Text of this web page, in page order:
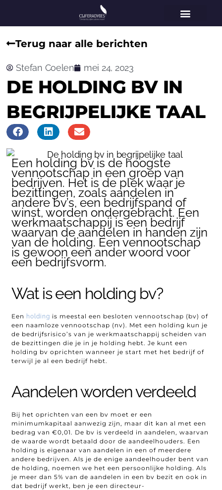
Terug naar alle berichten
Stefan Coelen mei 24, 2023
DE HOLDING BV IN
BEGRIJPELIJKE TAAL
Een holding bv is de hoogste
vennootschap in een groep van
bedrijven. Het is de plek waar je
bezittingen, zoals aandelen in
andere bv’s, een bedrijfspand of
winst, worden ondergebracht. Een
werkmaatschappij is een bedrijf
waarvan de aandelen in handen zijn
van de holding. Een vennootschap
is gewoon een ander woord voor
een bedrijfsvorm.
Wat is een holding bv?
Een holding is meestal een besloten vennootschap (bv) of
een naamloze vennootschap (nv). Met een holding kun je
de bedrijfsrisico’s van je werkmaatschappij scheiden van
de bezittingen die je in je holding hebt. Je kunt een
holding bv oprichten wanneer je start met het bedrijf of
terwijl je al een bedrijf hebt.
Aandelen worden verdeeld
Bij het oprichten van een bv moet er een
minimumkapitaal aanwezig zijn, maar dit kan al met een
bedrag van €0,01. De bv is verdeeld in aandelen, waarvan
de waarde wordt betaald door de aandeelhouders. Een
holding is eigenaar van aandelen in een of meerdere
andere bedrijven. Als je de enige aandeelhouder bent van
de holding, noemen we het een persoonlijke holding. Als
je meer dan 5% van de aandelen in een bv bezit en ook in
dat bedrijf werkt, ben je een directeur-